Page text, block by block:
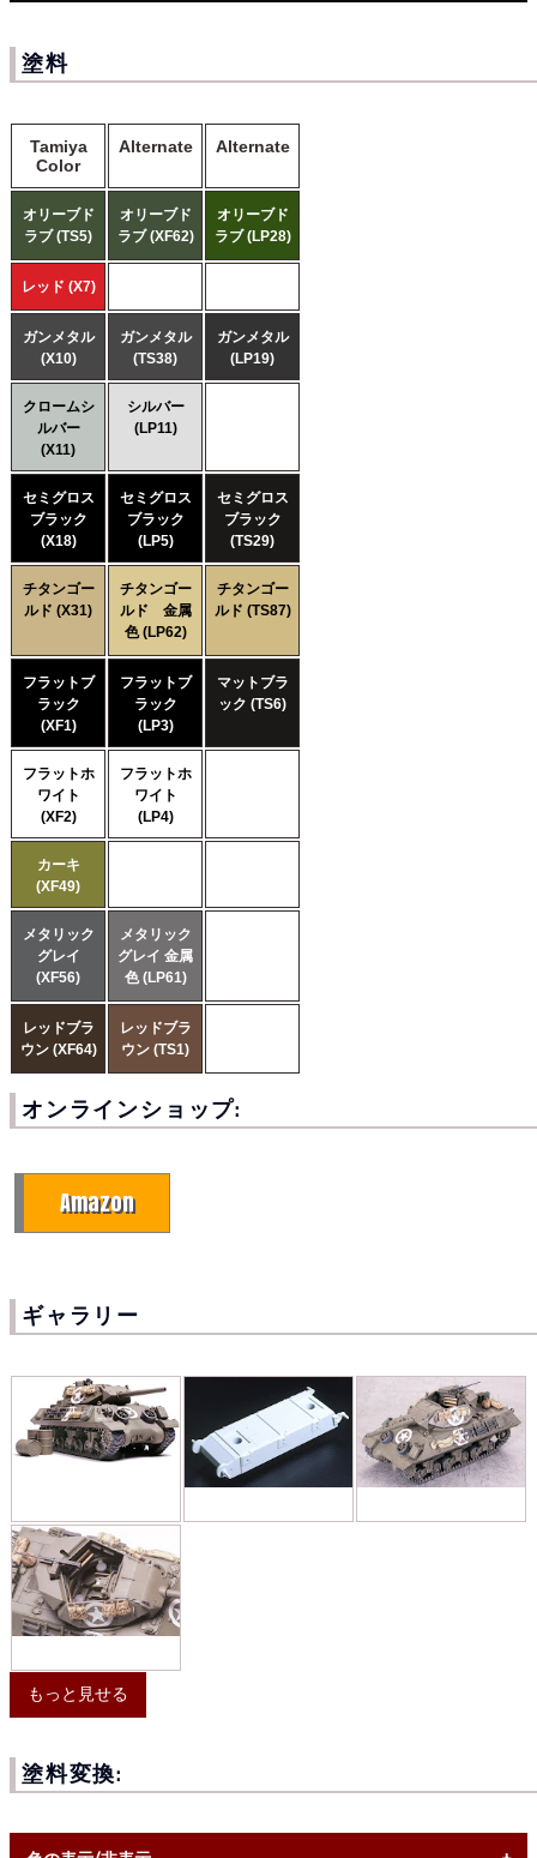
塗料
Tamiya
Color
Alternate Alternate
オリーブド
ラブ (TS5)
オリーブド
ラブ (XF62)
オリーブド
ラブ (LP28)
レッド (X7)
ガンメタル
(X10)
ガンメタル
(TS38)
ガンメタル
(LP19)
クロームシ
ルバー
(X11)
シルバー
(LP11)
セミグロス
ブラック
(X18)
セミグロス
ブラック
(LP5)
セミグロス
ブラック
(TS29)
チタンゴー
ルド (X31)
チタンゴー
ルド 金属
色 (LP62)
チタンゴー
ルド (TS87)
フラットブ
ラック
(XF1)
フラットブ
ラック
(LP3)
マットブラ
ック (TS6)
フラットホ
ワイト
(XF2)
フラットホ
ワイト
(LP4)
カーキ
(XF49)
メタリック
グレイ
(XF56)
メタリック
グレイ 金属
色 (LP61)
レッドブラ
ウン (XF64)
レッドブラ
ウン (TS1)
オンラインショップ:
Amazon
ギャラリー
もっと見せる
塗料変換: